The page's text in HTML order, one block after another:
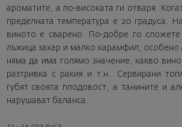
ароматите, а по-високата ги отваря.
пределната температура е 20 градуса.
виното е сварено. По-добре го
лъжица захар и малко карамфил, особено
няма да има голямо значение, какво
разтривка с ракия и т.н.. Сервирани
губят своята плодовост, а танините и
нарушават баланса.